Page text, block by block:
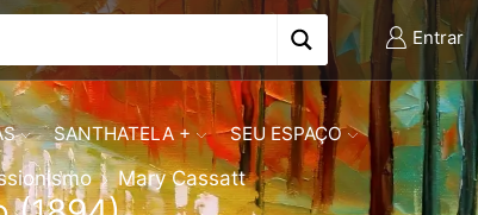
Entrar
SANTHATELA + SEU ESPAÇO
Mary Cassatt